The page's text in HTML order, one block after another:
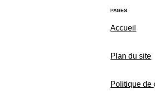
PAGES
Accueil
Plan du site
Politique de